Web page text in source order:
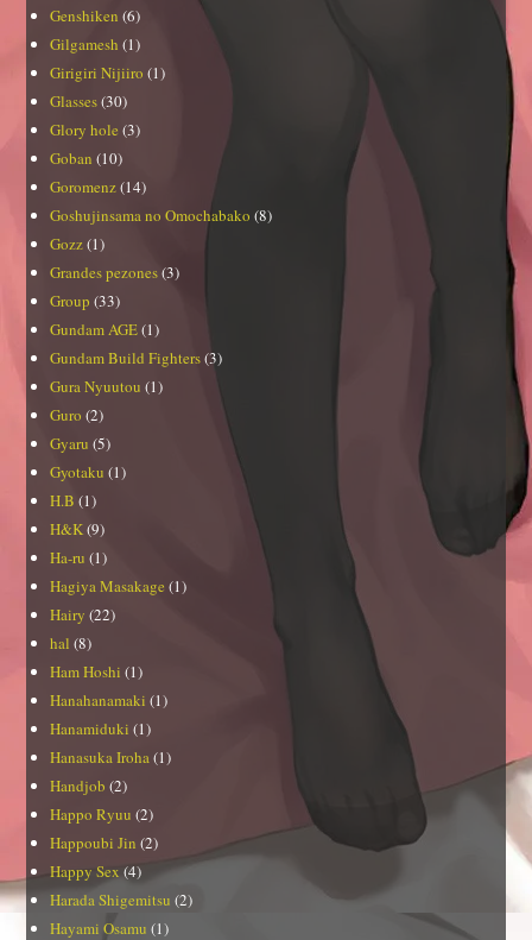
Genshiken (6)
Gilgamesh (1)
Girigiri Nijiiro (1)
Glasses(30)
Glory hole (3)
Goban (10)
Goromenz(14)
Goshujinsama no Omochabako (8)
Gozz(1)
Grandes pezones(3)
Group (33)
Gundam AGE(1)
Gundam Build Fighters(3)
Gura Nyuutou (1)
Guro (2)
Gyaru (5)
Gyotaku (1)
H.B (1)
H&K(9)
Ha-ru (1)
Hagiya Masakage (1)
Hairy (22)
hal (8)
Ham Hoshi (1)
Hanahanamaki (1)
Hanamiduki (1)
Hanasuka Iroha(1)
Handjob (2)
Happo Ryuu (2)
Happoubi Jin (2)
Happy Sex (4)
Harada Shigemitsu (2)
Hayami Osamu (1)